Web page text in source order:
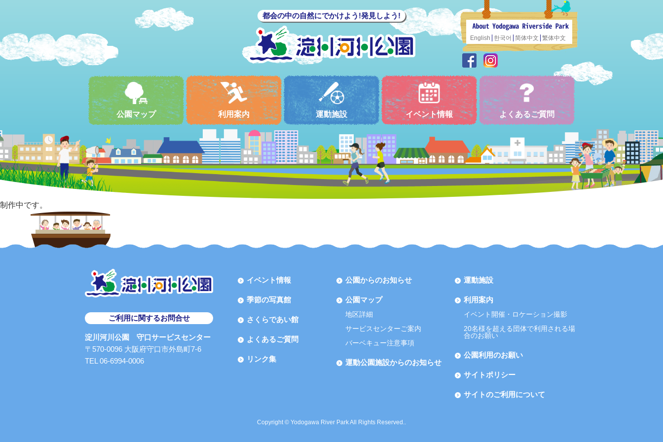
都会の中の自然にでかけよう!発見しよう!
English 한국어 简体中文 繁体中文
公園マップ 利用案内 運動施設 イベント情報 よくあるご質問
制作中です。
ご利用に関するお問合せ
淀川河川公園 守口サービスセンター
〒570-0096 大阪府守口市外島町7-6
TEL 06-6994-0006
イベント情報
季節の写真館
さくらであい館
よくあるご質問
リンク集
公園からのお知らせ
公園マップ
地区詳細
サービスセンターご案内
バーベキュー注意事項
運動公園施設からのお知らせ
運動施設
利用案内
イベント開催・ロケーション撮影
20名様を超える団体で利用される場
合のお願い
公園利用のお願い
サイトポリシー
サイトのご利用について
Copyright © Yodogawa River Park All Rights Reserved..